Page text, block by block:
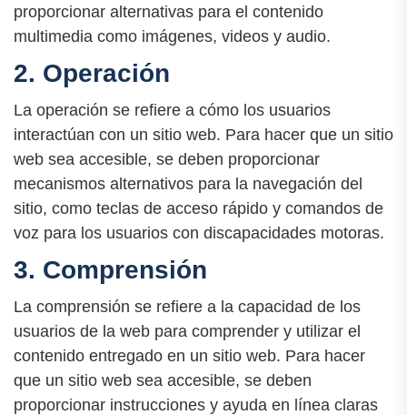
proporcionar alternativas para el contenido
multimedia como imágenes, videos y audio.
2. Operación
La operación se refiere a cómo los usuarios
interactúan con un sitio web. Para hacer que un sitio
web sea accesible, se deben proporcionar
mecanismos alternativos para la navegación del
sitio, como teclas de acceso rápido y comandos de
voz para los usuarios con discapacidades motoras.
3. Comprensión
La comprensión se refiere a la capacidad de los
usuarios de la web para comprender y utilizar el
contenido entregado en un sitio web. Para hacer
que un sitio web sea accesible, se deben
proporcionar instrucciones y ayuda en línea claras